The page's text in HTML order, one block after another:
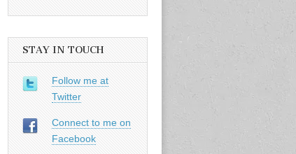
STAY IN TOUCH
Follow me at
Twitter
Connect to me on
Facebook